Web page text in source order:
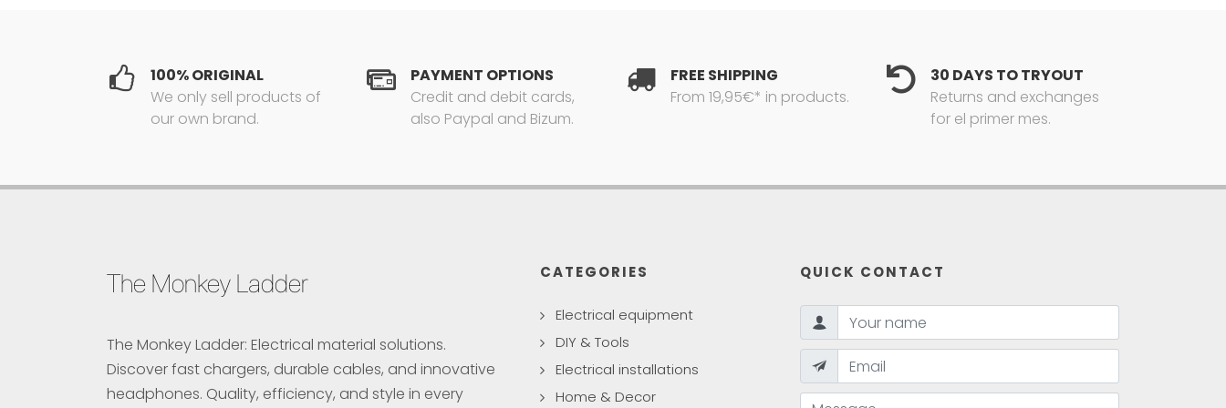
100% ORIGINAL
We only sell products of
our own brand.
PAYMENT OPTIONS
Credit and debit cards,
also Paypal and Bizum.
FREE SHIPPING
From 19,95€* in products.
30 DAYS TO TRYOUT
Returns and exchanges
for el primer mes.
The Monkey Ladder
The Monkey Ladder: Electrical material solutions.
Discover fast chargers, durable cables, and innovative
headphones. Quality, efficiency, and style in every
CATEGORIES
Electrical equipment
DIY & Tools
Electrical installations
Home & Decor
QUICK CONTACT